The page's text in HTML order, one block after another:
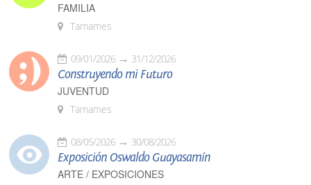
FAMILIA
Tamames
09/01/2026 31/12/2026
Construyendo mi Futuro
JUVENTUD
Tamames
08/05/2026 30/08/2026
Exposición Oswaldo Guayasamín
ARTE / EXPOSICIONES